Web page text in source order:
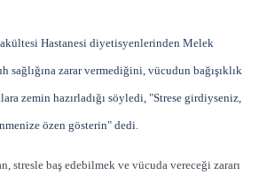
Hastanesi diyetisyenlerinden Melek
sağlığına zarar vermediğini, vücudun bağışıklık
zemin hazırladığı söyledi, "Strese girdiyseniz,
özen gösterin" dedi.
stresle baş edebilmek ve vücuda vereceği zararı